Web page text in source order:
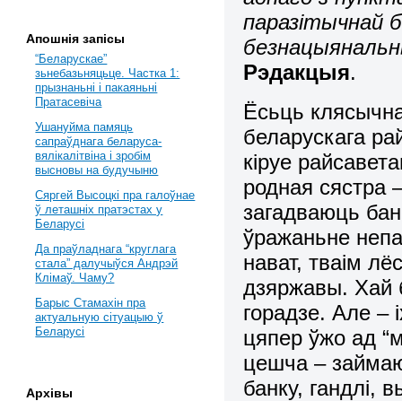
паразітычнай
Рэдакцыя.
Ёсьць
беларускага
кіруе
родная сястра
загадваюць
ўражаньне
нават, тваім
дзяржавы. Хай
горадзе. Але –
цяпер ўжо ад
цешча –
банку, гандлі,
Апошнія запісы
“Беларускае”
зьнебазьняцьце. Частка 1:
прызнаньні і пакаяньні
Пратасевіча
Ушануйма памяць
сапраўднага беларуса-
вялікалітвіна і зробім
высновы на будучыню
Сяргей Высоцкі пра галоўнае
ў леташніх пратэстах у
Беларусі
Да праўладнага “круглага
стала” далучыўся Андрэй
Клімаў. Чаму?
Барыс Стамахін пра
актуальную сітуацыю ў
Беларусі
Архівы